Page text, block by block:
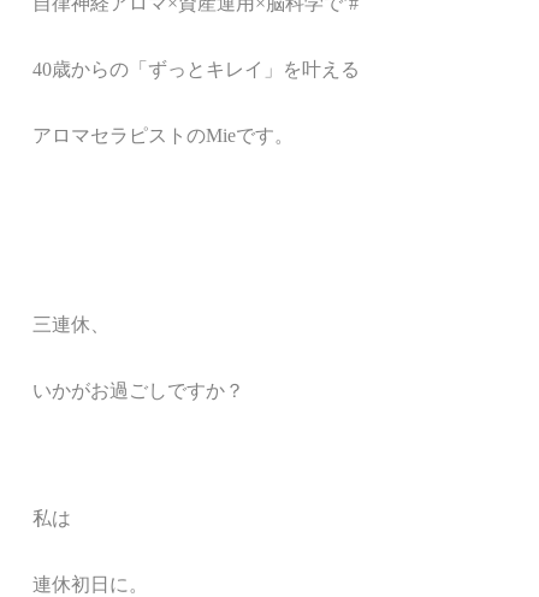
40歳からの「ずっとキレイ」を叶える
アロマセラピストのMieです。
三連休、
いかがお過ごしですか？
私は
連休初日に。